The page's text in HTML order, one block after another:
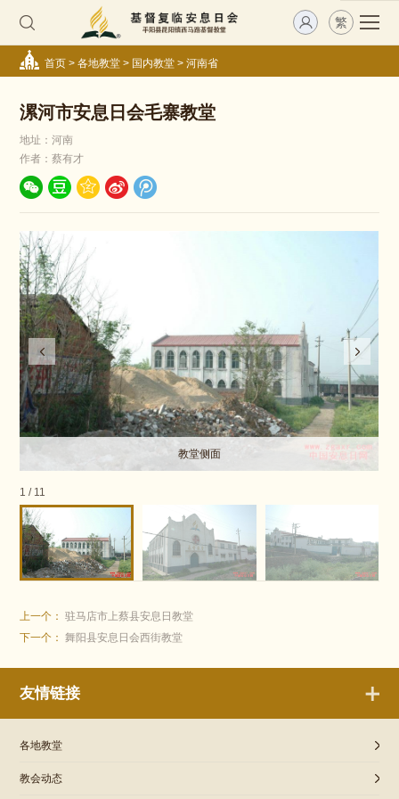
繁
首页> 各地教堂> 国内教堂> 河南省
漯河市安息日会毛寨教堂
地址：河南
作者：蔡有才
教堂侧面
1 / 11
上一个：驻马店市上蔡县安息日教堂
下一个：舞阳县安息日会西街教堂
友情链接
各地教堂
教会动态